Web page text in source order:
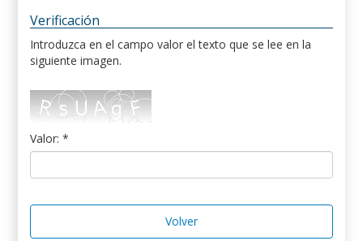
Verificación
Introduzca en el campo valor el texto que se lee en la
siguiente imagen.
Valor: *
Volver